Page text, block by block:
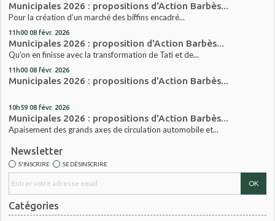
Municipales 2026 : propositions d'Action Barbès...
Pour la création d’un marché des biffins encadré...
11h00 08 févr. 2026
Municipales 2026 : proposition d'Action Barbès...
Qu’on en finisse avec la transformation de Tati et de...
11h00 08 févr. 2026
Municipales 2026 : propositions d'Action Barbès...
10h59 08 févr. 2026
Municipales 2026 : propositions d'Action Barbès...
Apaisement des grands axes de circulation automobile et...
Newsletter
S'INSCRIRE SE DÉSINSCRIRE
Catégories